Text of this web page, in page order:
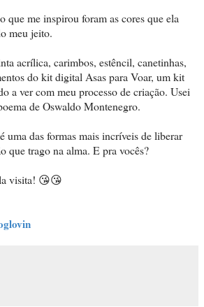
que me inspirou foram as cores que ela
meu jeito.
acrílica, carimbos, estêncil, canetinhas,
do kit digital Asas para Voar, um kit
a ver com meu processo de criação. Usei
de Oswaldo Montenegro.
uma das formas mais incríveis de liberar
que trago na alma. E pra vocês?
visita! 😘😘